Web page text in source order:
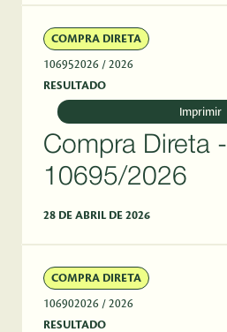
COMPRA DIRETA
106952026 / 2026
RESULTADO
Imprimir
Compra Direta -
10695/2026
28 DE ABRIL DE 2026
COMPRA DIRETA
106902026 / 2026
RESULTADO